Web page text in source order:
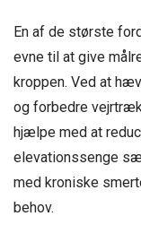
En af de største
evne til at give
kroppen. Ved at
og forbedre
hjælpe med at
elevationssenge
med kroniske
behov.